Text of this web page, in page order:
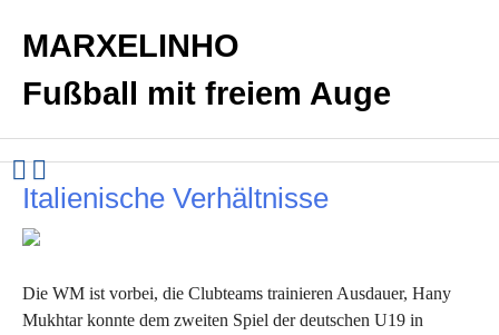
MARXELINHO
Fußball mit freiem Auge
Italienische Verhältnisse
Die WM ist vorbei, die Clubteams trainieren Ausdauer, Hany
Mukhtar konnte dem zweiten Spiel der deutschen U19 in